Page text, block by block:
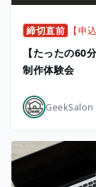
締切直前 【申
【たったの60
制作体験会
GeekSalon